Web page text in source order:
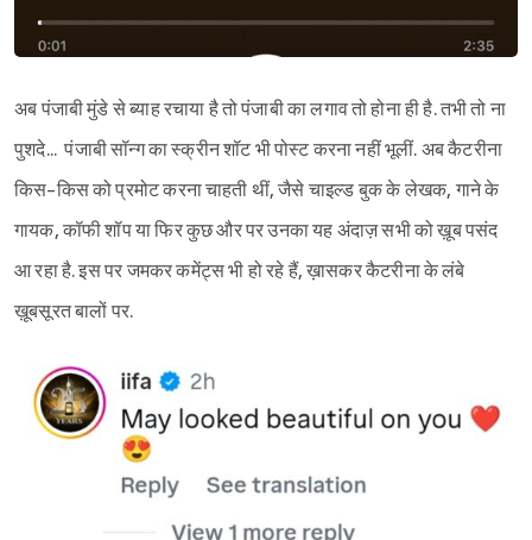
अब पंजाबी मुंडे से ब्याह रचाया है तो पंजाबी का लगाव तो होना ही है. तभी तो ना
पुशदे... पंजाबी सॉन्ग का स्क्रीन शॉट भी पोस्ट करना नहीं भूलीं. अब कैटरीना
किस-किस को प्रमोट करना चाहती थीं, जैसे चाइल्ड बुक के लेखक, गाने के
गायक, कॉफी शॉप या फिर कुछ और पर उनका यह अंदाज़ सभी को ख़ूब पसंद
आ रहा है. इस पर जमकर कमेंट्स भी हो रहे हैं, ख़ासकर कैटरीना के लंबे
ख़ूबसूरत बालों पर.